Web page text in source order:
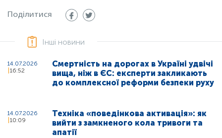
Поділитися
Інші новини
14.07.2026
16:52
Смертність на дорогах в Україні удвічі
вища, ніж в ЄС: експерти закликають
до комплексної реформи безпеки руху
14.07.2026
10:09
Техніка «поведінкова активація»: як
вийти з замкненого кола тривоги та
апатії